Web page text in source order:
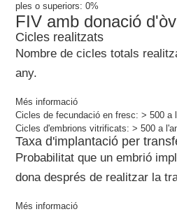
Triples o superiors: 0%
FIV amb donació
Cicles realitzats
Nombre de cicles totals
any.
Més informació
Cicles de fecundació en fresc:> 500 a
Cicles d'embrions vitrificats:> 500 a
Taxa d'implantació per
Probabilitat que un embrió
dona després de realitzar la
Més informació